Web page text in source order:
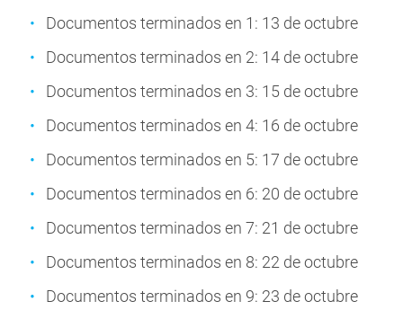
Documentos terminados en 1: 13 de octubre
Documentos terminados en 2: 14 de octubre
Documentos terminados en 3: 15 de octubre
Documentos terminados en 4: 16 de octubre
Documentos terminados en 5: 17 de octubre
Documentos terminados en 6: 20 de octubre
Documentos terminados en 7: 21 de octubre
Documentos terminados en 8: 22 de octubre
Documentos terminados en 9: 23 de octubre